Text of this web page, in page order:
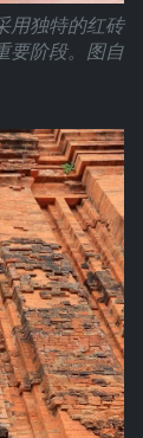
用独特的红砖
要阶段。图自